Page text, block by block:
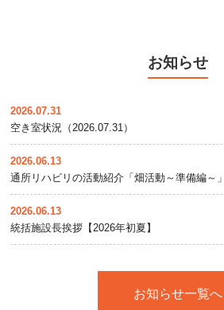
お知らせ
2026.07.31
空き室状況（2026.07.31）
2026.06.13
通所リハビリの活動紹介「畑活動～準備編～」
2026.06.13
統括施設長挨拶【2026年初夏】
お知らせ一覧へ